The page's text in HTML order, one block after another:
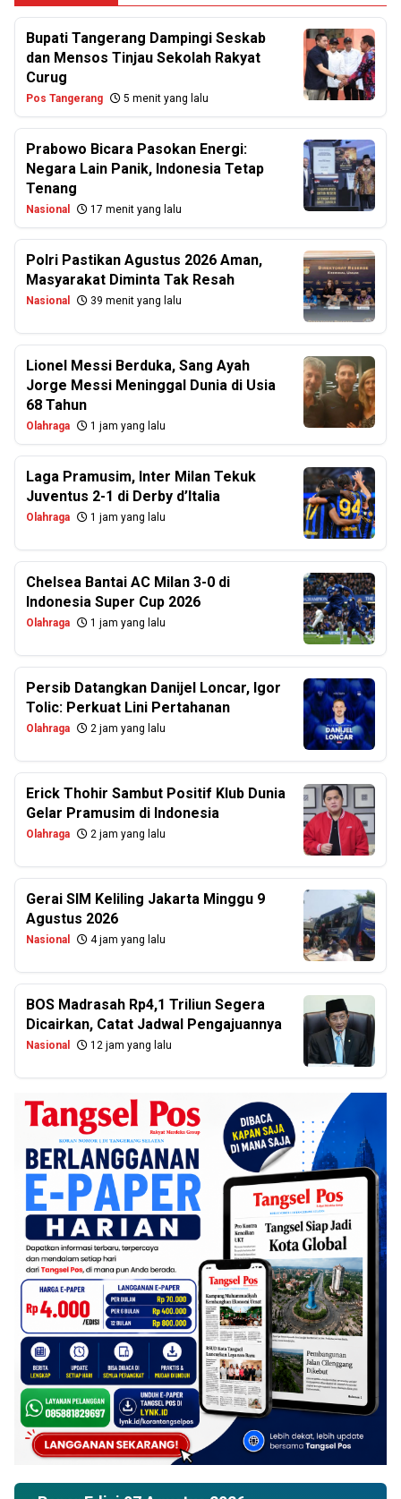
Bupati Tangerang Dampingi Seskab
dan Mensos Tinjau Sekolah Rakyat
Curug
Pos Tangerang 5 menit yang lalu
Prabowo Bicara Pasokan Energi:
Negara Lain Panik, Indonesia Tetap
Tenang
Nasional 17 menit yang lalu
Polri Pastikan Agustus 2026 Aman,
Masyarakat Diminta Tak Resah
Nasional 39 menit yang lalu
Lionel Messi Berduka, Sang Ayah
Jorge Messi Meninggal Dunia di Usia
68 Tahun
Olahraga 1 jam yang lalu
Laga Pramusim, Inter Milan Tekuk
Juventus 2-1 di Derby d’Italia
Olahraga 1 jam yang lalu
Chelsea Bantai AC Milan 3-0 di
Indonesia Super Cup 2026
Olahraga 1 jam yang lalu
Persib Datangkan Danijel Loncar, Igor
Tolic: Perkuat Lini Pertahanan
Olahraga 2 jam yang lalu
Erick Thohir Sambut Positif Klub Dunia
Gelar Pramusim di Indonesia
Olahraga 2 jam yang lalu
Gerai SIM Keliling Jakarta Minggu 9
Agustus 2026
Nasional 4 jam yang lalu
BOS Madrasah Rp4,1 Triliun Segera
Dicairkan, Catat Jadwal Pengajuannya
Nasional 12 jam yang lalu